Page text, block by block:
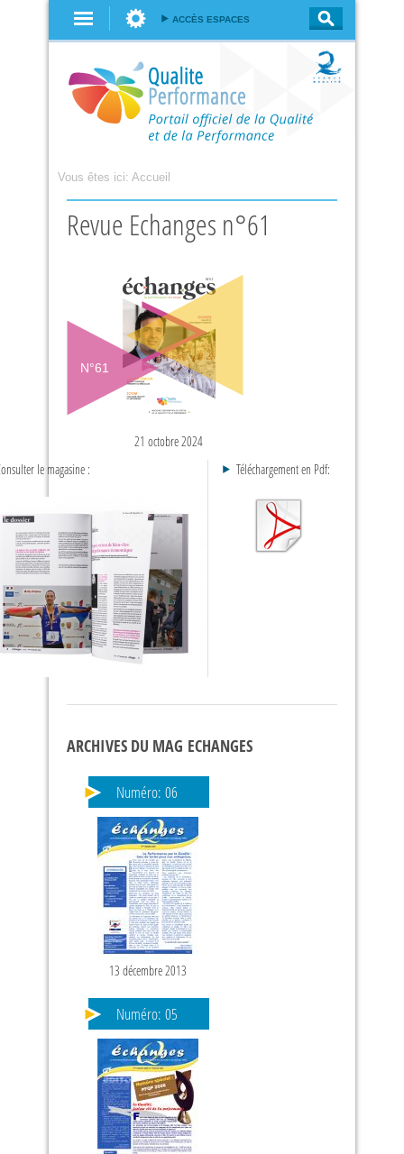
ACCÈS ESPACES
Vous êtes ici: Accueil
Revue Echanges n°61
N°61
21 octobre 2024
le magasine :
Téléchargement en Pdf:
ARCHIVES DU MAG ECHANGES
Numéro: 06
13 décembre 2013
Numéro: 05